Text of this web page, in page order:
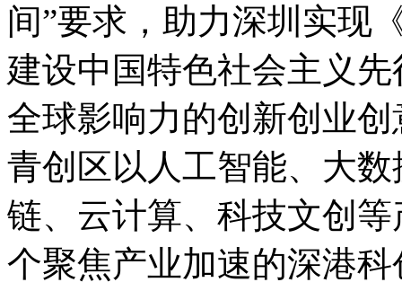
间”要求，助力深圳实现
建设中国特色社会主义
全球影响力的创新创业
青创区以人工智能、大
链、云计算、科技文创
个聚焦产业加速的深港